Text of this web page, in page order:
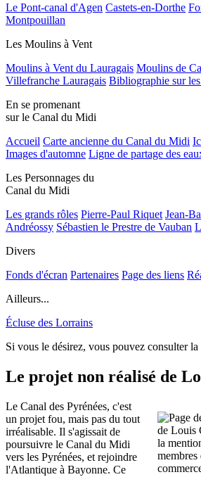
Le Pont-canal d'Agen Castets-en-Dorthe
Montpouillan
Les Moulins à Vent
Moulins à Vent du Lauragais Moulins de
Villefranche Lauragais Bibliographie sur
En se promenant
sur le Canal du Midi
Accueil Carte ancienne du Canal du Midi
Images d'automne Ligne de partage des
Les Personnages du
Canal du Midi
Les grands rôles Pierre-Paul Riquet Jean-
Andréossy Sébastien le Prestre de Vauban
Divers
Fonds d'écran Partenaires Page des liens
Ailleurs...
Écluse des Lorrains
Si vous le désirez, vous pouvez consulter la
Le projet non réalisé de
Le Canal des Pyrénées, c'est
un projet fou, mais pas du tout
irréalisable. Il s'agissait de
poursuivre le Canal du Midi
vers les Pyrénées, et rejoindre
l'Atlantique à Bayonne. Ce